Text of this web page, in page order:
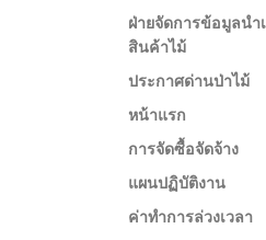
ฝ่ายจัดการข้อมูลนำ
สินค้าไม้
ประกาศด่านป่าไม้
หน้าแรก
การจัดซื้อจัดจ้าง
แผนปฏิบัติงาน
ค่าทำการล่วงเวลา